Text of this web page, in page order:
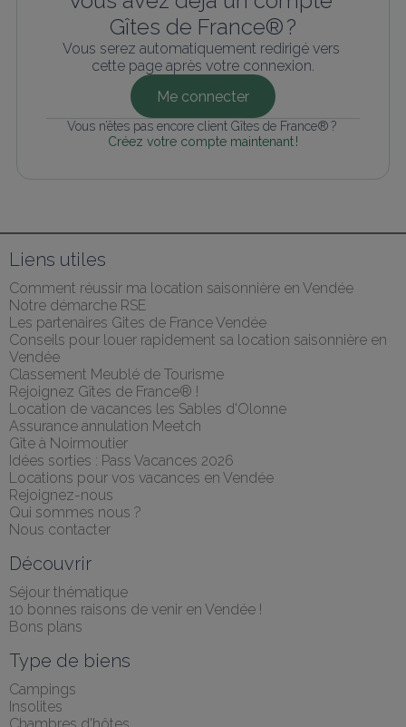
Gîtes de France® ?
Vous serez automatiquement redirigé vers
cette page après votre connexion.
Me connecter
Vous n’êtes pas encore client Gîtes de France® ?
Créez votre compte maintenant !
Liens utiles
Comment réussir ma location saisonnière en Vendée
Notre démarche RSE
Les partenaires Gites de France Vendée
Conseils pour louer rapidement sa location saisonnière en
Vendée
Classement Meublé de Tourisme
Rejoignez Gîtes de France® !
Location de vacances les Sables d'Olonne
Assurance annulation Meetch
Gîte à Noirmoutier
Idées sorties : Pass Vacances 2026
Locations pour vos vacances en Vendée
Rejoignez-nous
Qui sommes nous ?
Nous contacter
Découvrir
Séjour thématique
10 bonnes raisons de venir en Vendée !
Bons plans
Type de biens
Campings
Insolites